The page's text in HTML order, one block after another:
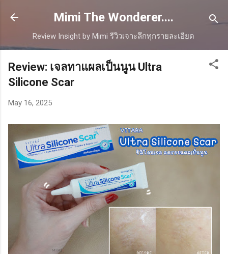
Skip to main content
Mimi The Wonderer....
Review Insight by Mimi รีวิวเจาะลึกทุกรายละเอียด
Review: เจลทาแผลเป็นนูน Ultra
Silicone Scar
May 16, 2025